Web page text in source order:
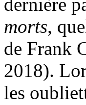
morts,
de Frank
2018).
les